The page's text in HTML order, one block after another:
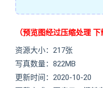
（预览图经过压缩处理 下
资源大小：217张
写真数量：822MB
更新时间：2020-10-20